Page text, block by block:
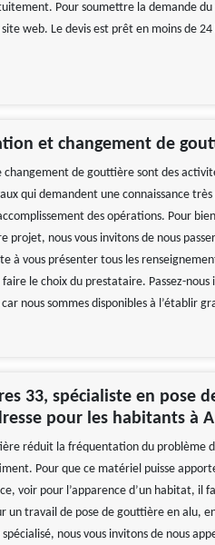
Pour soumettre la demande du
web. Le devis est prêt en moins de
et changement de
changement de gouttière sont des
qui demandent une connaissance
des opérations. Pour
projet, nous vous invitons de nous
à vous présenter tous les
le choix du prestataire. Passez-
nous sommes disponibles à l’établir
33, spécialiste en pose
pour les habitants à
réduit la fréquentation du problème
Pour que ce matériel puisse
voir pour l’apparence d’un habitat, il
un travail de pose de gouttière en alu,
nous vous invitons de nous